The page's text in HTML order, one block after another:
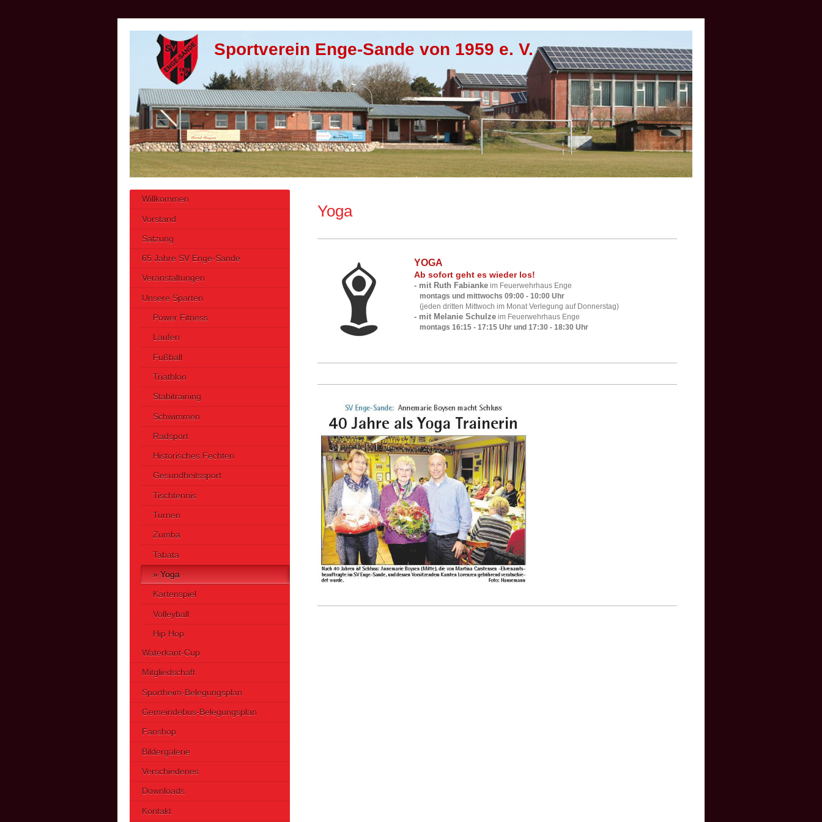
Sportverein Enge-Sande von 1959 e. V.
Yoga
YOGA
Ab sofort geht es wieder los!
- mit Ruth Fabianke im Feuerwehrhaus Enge
montags und mittwochs 09:00 - 10:00 Uhr
(jeden dritten Mittwoch im Monat Verlegung auf Donnerstag)
- mit Melanie Schulze im Feuerwehrhaus Enge
montags 16:15 - 17:15 Uhr und 17:30 - 18:30 Uhr
Willkommen
Vorstand
Satzung
65 Jahre SV Enge-Sande
Veranstaltungen
Unsere Sparten
Power Fitness
Laufen
Fußball
Triathlon
Stabitraining
Schwimmen
Radsport
Historisches Fechten
Gesundheitssport
Tischtennis
Turnen
Zumba
Tabata
Yoga
Kartenspiel
Volleyball
Hip Hop
Waterkant-Cup
Mitgliedschaft
Sportheim-Belegungsplan
Gemeindebus-Belegungsplan
Fanshop
Bildergalerie
Verschiedenes
Downloads
Kontakt